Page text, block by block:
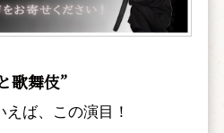
歌舞伎”
ば、この演目！